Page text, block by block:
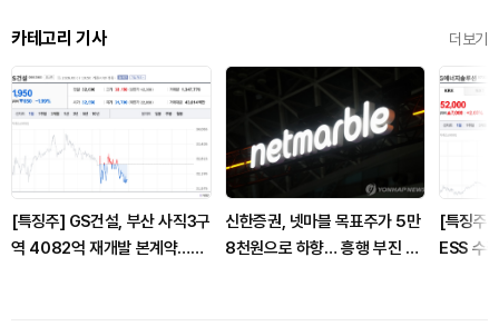
카테고리 기사 더보기
[특징주] GS건설, 부산 사직3구
역 4082억 재개발 본계약…도
신한증권, 넷마블 목표주가 5만
8천원으로 하향… 흥행 부진 영
[특징주]
ESS 수